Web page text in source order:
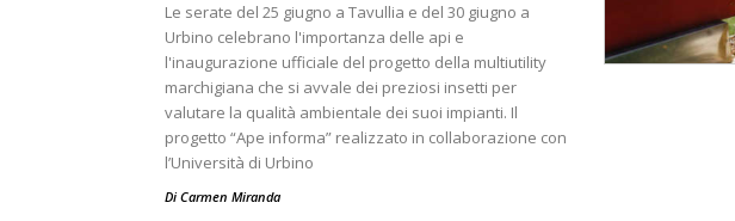
Le serate del 25 giugno a Tavullia e del 30 giugno a
Urbino celebrano l'importanza delle api e
l'inaugurazione ufficiale del progetto della multiutility
marchigiana che si avvale dei preziosi insetti per
valutare la qualità ambientale dei suoi impianti. Il
progetto “Ape informa” realizzato in collaborazione con
l’Università di Urbino
Di Carmen Miranda